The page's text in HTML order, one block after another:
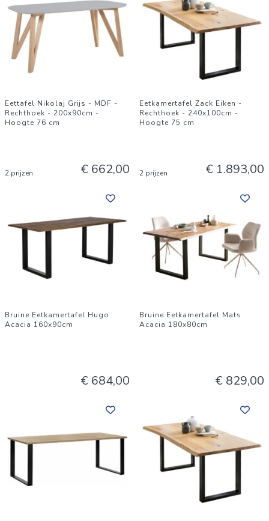
Eettafel Nikolaj Grijs - MDF -
Rechthoek - 200x90cm -
Hoogte 76 cm
2 prijzen € 662,00
Eetkamertafel Zack Eiken -
Rechthoek - 240x100cm -
Hoogte 75 cm
2 prijzen € 1.893,00
Bruine Eetkamertafel Hugo
Acacia 160x90cm
€ 684,00
Bruine Eetkamertafel Mats
Acacia 180x80cm
€ 829,00